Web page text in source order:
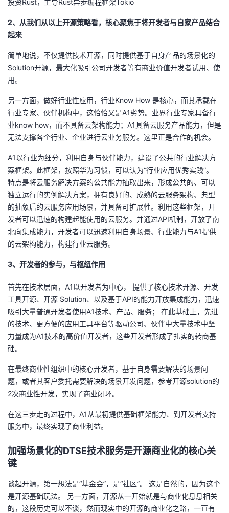
2、从我们从以上开源策略看，核心聚焦于将开发者与自家产品结合
起来
简单地说，不仅提供技术开源，同时提供基于自身产品的场景化的
Solution开源，最大化吸引公司开发者等有商业价值开发者试用、使
用。
另一方面，做好行业性应用，行业Know How 是核心，而其承载在
行业专家、伙伴机构中，这恰恰又是A1劣势。业界行业专家具备行
业know how，而不具备云架构能力； A1具备云服务产品能力，但是
无法支撑各个行业、企业进行云业务服务。这里正是合作的机会。
A1以行业为细分，利用自身与伙伴能力，建设了公共的行业解决方
案框架。此框架，按照华为习惯，可以认为“行业应用优秀实践”。
特点是将云服务解决方案的公共能力抽取出来，形成公共的、可以
独立运行的实例解决方案，拥有良好的、成熟的云服务架构、典型
的抽象后的云服务应用场景，并具备可扩展性。利用这些框架，开
发者可以迅速的构建起能使用的云服务。并通过API机制，开放了南
北向集成能力，开发者可以迅速利用自身场景、行业能力与A1提供
的云架构能力，构建行业云服务。
3、开发者的参与，与枢纽作用
首先在技术层面， A1以开发者为中心， 提供了核心技术开源、开发
工具开源、开源 Solution、以及基于API的能力开放集成能力，迅速
吸引大量普通开发者使用A1技术、产品、服务； 在此基础上，先进
的技术、更方便的应用工具平台等驱动公司、伙伴中大量技术中坚
力量成为A1技术的高价值开发者，这些开发者形成了扎实的转商基
础。
在最终商业性组织中的核心开发者，基于自身需要解决的场景问
题，或者其客户委托需要解决的场景开发问题，参考开源solution的
2次商业性开发，实现了商业闭环。
在这三步走的过程中， A1 从最初提供基础框架能力、到开发者支持
服务中，最终实现了商业利益。
加强场景化的DTSE技术服务是开源商业化的核心关
键
谈起开源，第一想法是“基金会”，是“社区”。 这是自然的，因为这个
是开源基础玩法。 另一方面，开源从一开始就是与商业化息息相关
的，这段历史可以不谈，然而现实中的开源的商业化之路，一直有